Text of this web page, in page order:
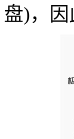
盘)，